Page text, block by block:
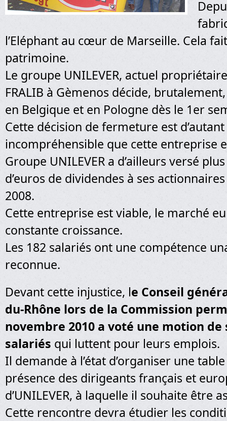
l’Eléphant au cœur de Marseille. Cela
patrimoine.
Le groupe UNILEVER, actuel
FRALIB à Gèmenos décide,
en Belgique et en Pologne dès le 1er
Cette décision de fermeture est
incompréhensible que cette entreprise
Groupe UNILEVER a d’ailleurs versé
d’euros de dividendes à ses
2008.
Cette entreprise est viable, le marché
constante croissance.
Les 182 salariés ont une compétence
reconnue.
Devant cette injustice, le Conseil
du-Rhône lors de la Commission
novembre 2010 a voté une motion
salariés qui luttent pour leurs emplois.
Il demande à l’état d’organiser une
présence des dirigeants français et
d’UNILEVER, à laquelle il souhaite être
Cette rencontre devra étudier les